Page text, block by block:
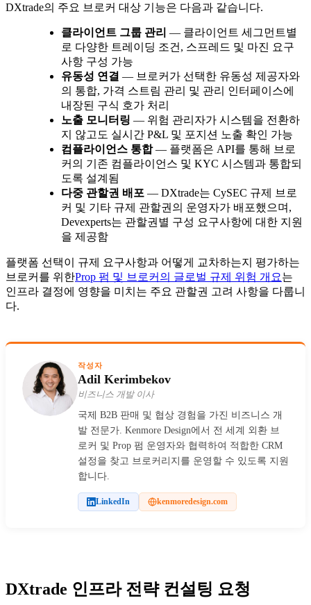
DXtrade의 주요 브로커 대상 기능은 다음과 같습니다.
클라이언트 그룹 관리 — 클라이언트 세그먼트별
로 다양한 트레이딩 조건, 스프레드 및 마진 요구
사항 구성 가능
유동성 연결 — 브로커가 선택한 유동성 제공자와
의 통합, 가격 스트림 관리 및 관리 인터페이스에
내장된 구식 호가 처리
노출 모니터링 — 위험 관리자가 시스템을 전환하
지 않고도 실시간 P&L 및 포지션 노출 확인 가능
컴플라이언스 통합— 플랫폼은 API를 통해 브로
커의 기존 컴플라이언스 및 KYC 시스템과 통합되
도록 설계됨
다중 관할권 배포 — DXtrade는 CySEC 규제 브로
커 및 기타 규제 관할권의 운영자가 배포했으며,
Devexperts는 관할권별 구성 요구사항에 대한 지원
을 제공함
플랫폼 선택이 규제 요구사항과 어떻게 교차하는지 평가하는
브로커를 위한Prop 펌 및 브로커의 글로벌 규제 위험 개요는
인프라 결정에 영향을 미치는 주요 관할권 고려 사항을 다룹니
다.
작성자
Adil Kerimbekov
비즈니스 개발 이사
국제 B2B 판매 및 협상 경험을 가진 비즈니스 개
발 전문가. Kenmore Design에서 전 세계 외환 브
로커 및 Prop 펌 운영자와 협력하여 적합한 CRM
설정을 찾고 브로커리지를 운영할 수 있도록 지원
합니다.
LinkedIn kenmoredesign.com
DXtrade 인프라 전략 컨설팅 요청